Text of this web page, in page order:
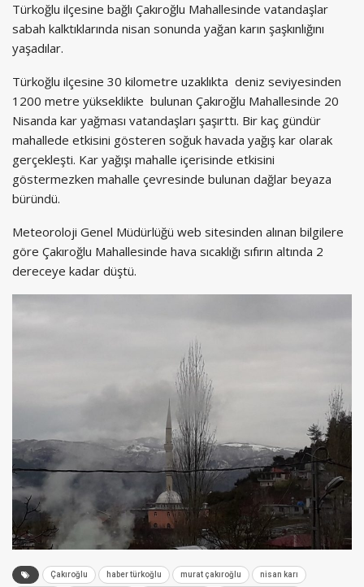
Türkoğlu ilçesine bağlı Çakıroğlu Mahallesinde vatandaşlar
sabah kalktıklarında nisan sonunda yağan karın şaşkınlığını
yaşadılar.
Türkoğlu ilçesine 30 kilometre uzaklıkta deniz seviyesinden
1200 metre yükseklikte bulunan Çakıroğlu Mahallesinde 20
Nisanda kar yağması vatandaşları şaşırttı. Bir kaç gündür
mahallede etkisini gösteren soğuk havada yağış kar olarak
gerçekleşti. Kar yağışı mahalle içerisinde etkisini
göstermezken mahalle çevresinde bulunan dağlar beyaza
büründü.
Meteoroloji Genel Müdürlüğü web sitesinden alınan bilgilere
göre Çakıroğlu Mahallesinde hava sıcaklığı sıfırın altında 2
dereceye kadar düştü.
Çakıroğlu haber türkoğlu murat çakıroğlu nisan karı